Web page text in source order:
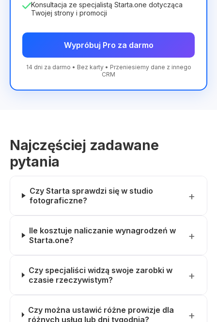
Konsultacja ze specjalistą Starta.one dotycząca
Twojej strony i promocji
Wypróbuj Pro za darmo
14 dni za darmo • Bez karty • Przeniesiemy dane z innego
CRM
Najczęściej zadawane
pytania
Czy Starta sprawdzi się w studio
fotograficzne?
Ile kosztuje naliczanie wynagrodzeń w
Starta.one?
Czy specjaliści widzą swoje zarobki w
czasie rzeczywistym?
Czy można ustawić różne prowizje dla
różnych usług lub dni tygodnia?